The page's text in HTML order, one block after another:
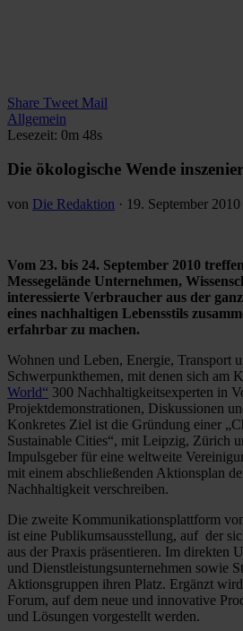
Share Tweet Mail
Allgemein
Lesezeit: 0m 48s
Die ökologische Wende
von Die Redaktion · 19. September 2010
Vom 23. bis 24. September 2010
Messegelände Unternehmen,
interessierte Verbraucher aus der
eines nachhaltigen Lebensstils
erfahrbar zu machen.
Wohnen und Leben, Energie, Transport
Schwerpunkthemen, mit denen sich am
World“ 300 Nachhaltigkeitsexperten in
Projektdemonstrationen, Diskussionen
Konkretes Ziel ist die Gründung einer
Sustainable Cities“, mit Leipzig, Zürich
Impulsgeber für eine weltweite
mit einem abschließenden Aktionsplan
Nachhaltigkeit verschreiben.
Die zweite Kom­munikationsplattform
ist eine Publikumsausstellung, auf der
aus der Praxis präsentieren. Im direkten
und Dienstleistungsunternehmen sowie
Aktionsgruppen ihren Platz. Ergänzt
Forum, auf dem neue und innovative
und Lösungen vorgestellt werden.